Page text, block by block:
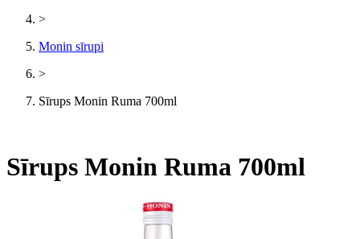
>
Monin sīrupi
>
Sīrups Monin Ruma 700ml
Sīrups Monin Ruma 700ml